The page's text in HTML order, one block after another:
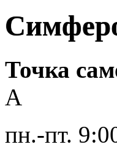
Точка
А
пн.-пт.